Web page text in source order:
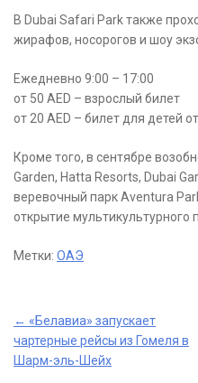
В Dubai Safari Park также
жирафов, носорогов и шоу
Ежедневно 9:00 – 17:00
от 50 AED – взрослый билет
от 20 AED – билет для детей
Кроме того, в сентябре
Garden, Hatta Resorts, Dubai
веревочный парк Aventura
открытие мультикультурного
Метки: ОАЭ
Post
navigation
← «Белавиа» запускает
чартерные рейсы из Гомеля в
Шарм-эль-Шейх